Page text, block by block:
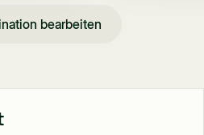
bearbeiten